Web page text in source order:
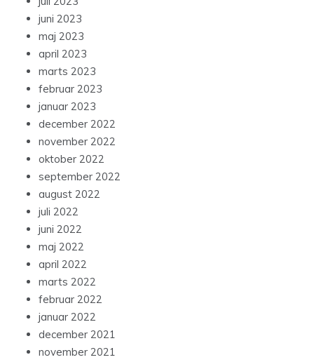
juni 2023
maj 2023
april 2023
marts 2023
februar 2023
januar 2023
december 2022
november 2022
oktober 2022
september 2022
august 2022
juli 2022
juni 2022
maj 2022
april 2022
marts 2022
februar 2022
januar 2022
december 2021
november 2021